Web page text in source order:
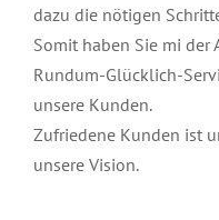
dazu die nötigen
Somit haben Sie mi der
Rundum-Glücklich-
unsere Kunden.
Zufriedene Kunden ist
unsere Vision.